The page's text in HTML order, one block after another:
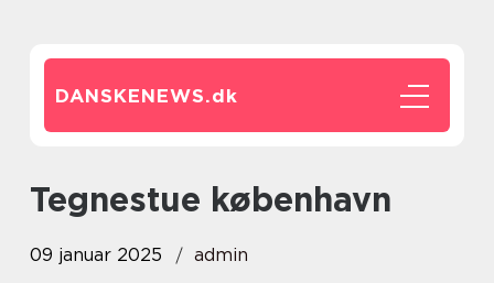
DANSKENEWS.dk
tegnestue københavn
09 januar 2025 admin